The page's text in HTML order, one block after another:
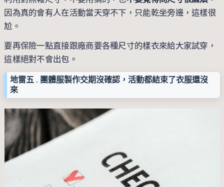
因為真的會有人在活動當天穿不下，只能乾坐旁邊，這樣很
尬。
要再保險一點直接跟廠商要各種尺寸的樣衣來給大家試穿，
這樣絕對不會出包。
地雷五 . 團體服製作交期沒確認，活動都結束了衣服還沒
來